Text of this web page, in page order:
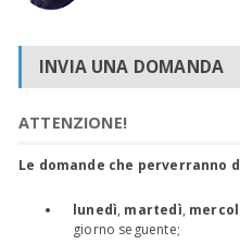
INVIA UNA DOMANDA
ATTENZIONE!
Le domande che perverranno
lunedì, martedì,
giorno seguente;